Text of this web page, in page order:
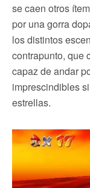
se caen otros
por una gorra
los distintos
contrapunto, que
capaz de andar
imprescindibles
estrellas.